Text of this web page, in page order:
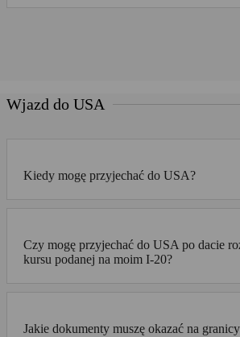
Wjazd do USA
Kiedy mogę przyjechać do USA?
Czy mogę przyjechać do USA po dacie
kursu podanej na moim I-20?
Jakie dokumenty muszę okazać na